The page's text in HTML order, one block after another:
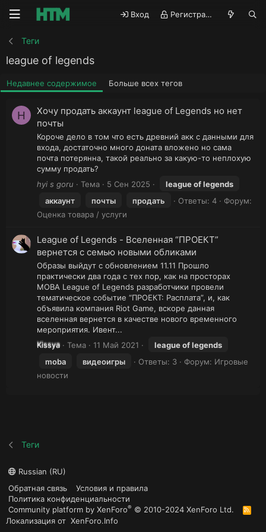
Вход Регистрация
Теги
league of legends
Недавнее содержимое Больше всех тегов
H
Хочу продать аккаунт league of Legends но нет
почты
Короче дело в том что есть древний акк с данными для
входа, достаточно много доната вложено но сама
почта потерянна, такой реально за какую-то неплохую
сумму продать?
hyi s goru
Тема 5 Сен 2025 leagueoflegends
аккаунт
почты продать Ответы: 4
Форум:
Оценка товара / услуги
League of Legends - Вселенная “ПРОЕКТ”
вернется с семью новыми обликами
Образы выйдут с обновлением 11.11 Прошло
практически два года с тех пор, как на просторах
MOBA League of Legends разработчики провели
тематическое событие “ПРОЕКТ: Расплата”, и, как
объявила компания Riot Game, вскоре данная
вселенная вернется в качестве нового временного
мероприятия. Ивент...
Kissya
Тема 11 Май 2021 leagueoflegends
moba
видеоигры Ответы: 3 Форум: Игровые
новости
Теги
Russian (RU)
Обратная связь
Условия и правила
Политика конфиденциальности
Community platform by XenForo® © 2010-2024 XenForo Ltd.
R
S
Локализация от XenForo.Info